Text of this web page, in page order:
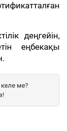
деңгейін,
еңбекақы
ме?